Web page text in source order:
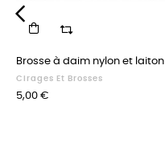
Brosse à daim nylon et laiton
Cirages Et Brosses
Prix
5,00 €